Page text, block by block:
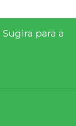
Sugira para a